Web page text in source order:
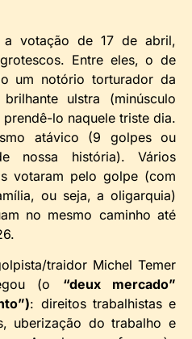
votação de 17 de abril,
Entre eles, o de
um notório torturador da
ulstra (minúsculo
lo naquele triste dia.
atávico (9 golpes ou
nossa história). Vários
votaram pelo golpe (com
ou seja, a oligarquia)
no mesmo caminho até
traidor Michel Temer
(o “deux mercado”
: direitos trabalhistas e
uberização do trabalho e